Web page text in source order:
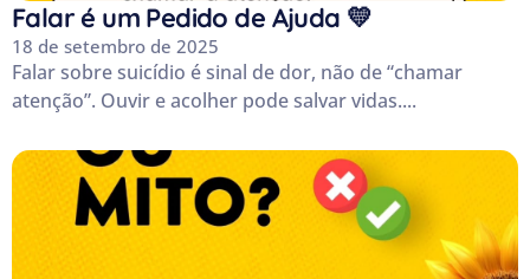
Falar é um Pedido de Ajuda 💛
18 de setembro de 2025
Falar sobre suicídio é sinal de dor, não de “chamar
atenção”. Ouvir e acolher pode salvar vidas....